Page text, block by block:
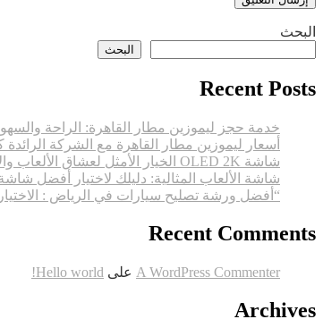
البحث
البحث
Recent Posts
خدمة حجز ليموزين مطار القاهرة: الراحة
أسعار ليموزين مطار القاهرة مع الشركة الرائدة
شاشة OLED 2K الخيار الأمثل لعشاق الألعاب والاحتراف
شاشة الألعاب المثالية: دليلك لاختيار أفضل
“أفضل ورشة تصليح سيارات في الرياض :
Recent Comments
A WordPress Commenter على Hello world!
Archives